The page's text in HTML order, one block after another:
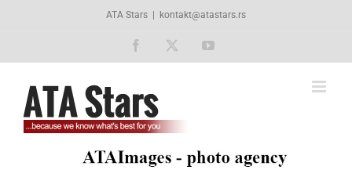
ATA Stars kontakt@atastars.rs
Facebook YouTube